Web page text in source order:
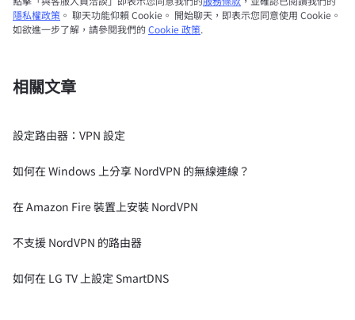
隱私權政策 。 聊天功能仰賴 Cookie。 開始聊天，即表示您同意使用 Cookie。
如欲進一步了解，請參閱我們的 Cookie 政策.
相關文章
設定路由器：VPN 設定
如何在 Windows 上分享 NordVPN 的無線連線？
在 Amazon Fire 裝置上安裝 NordVPN
不支援 NordVPN 的路由器
如何在 LG TV 上設定 SmartDNS